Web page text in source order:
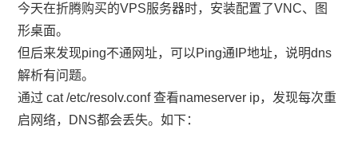
今天在折腾购买的VPS服务器时，安装配置了VNC、图
形桌面。
但后来发现ping不通网址，可以Ping通IP地址，说明dns
解析有问题。
通过 cat /etc/resolv.conf 查看nameserver ip，发现每次重
启网络，DNS都会丢失。如下：